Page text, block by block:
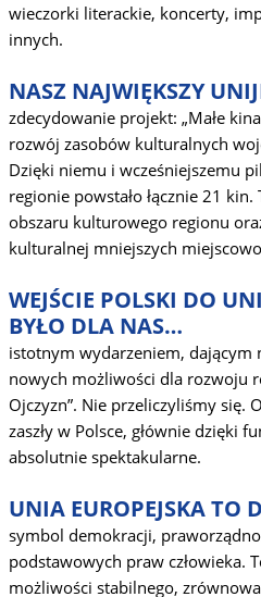
wieczorki literackie, koncerty,
innych.
NASZ NAJWIĘKSZY
zdecydowanie projekt: „Małe
rozwój zasobów kulturalnych
Dzięki niemu i wcześniejszemu
regionie powstało łącznie 21
obszaru kulturowego regionu
kulturalnej mniejszych
WEJŚCIE POLSKI DO
BYŁO DLA NAS…
istotnym wydarzeniem, dającym
nowych możliwości dla rozwoju
Ojczyzn”. Nie przeliczyliśmy się.
zaszły w Polsce, głównie dzięki
absolutnie spektakularne.
UNIA EUROPEJSKA TO
symbol demokracji,
podstawowych praw człowieka.
możliwości stabilnego,